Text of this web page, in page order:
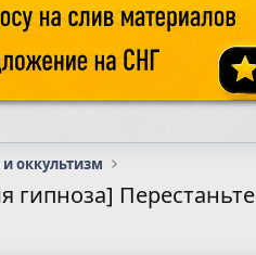
оккультизм
гипноза]